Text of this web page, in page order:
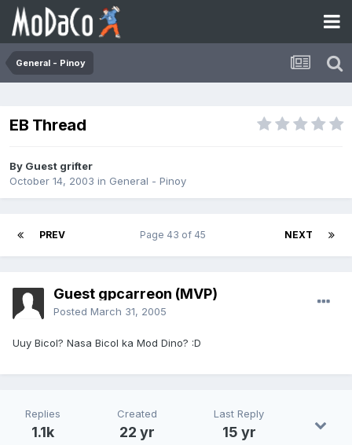
General - Pinoy
EB Thread
By Guest grifter
October 14, 2003 in General - Pinoy
PREV NEXT
Page 43 of 45
Guest gpcarreon (MVP)
Posted March 31, 2005
Uuy Bicol? Nasa Bicol ka Mod Dino? :D
Replies
1.1k
Created
22 yr
Last Reply
15 yr